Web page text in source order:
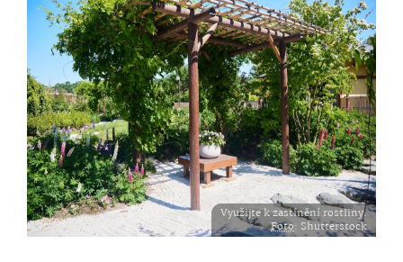
Využijte k zastínění rostliny.
Foto: Shutterstock